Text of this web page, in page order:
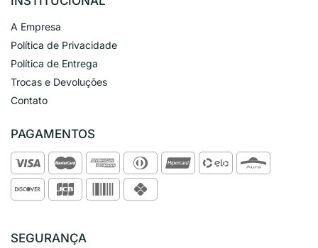
A Empresa
Política de Privacidade
Política de Entrega
Trocas e Devoluções
Contato
PAGAMENTOS
SEGURANÇA